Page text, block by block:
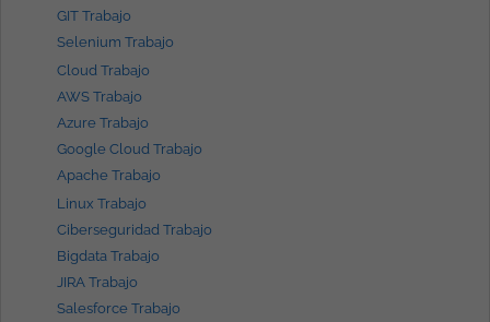
GIT Trabajo
Selenium Trabajo
Cloud Trabajo
AWS Trabajo
Azure Trabajo
Google Cloud Trabajo
Apache Trabajo
Linux Trabajo
Ciberseguridad Trabajo
Bigdata Trabajo
JIRA Trabajo
Salesforce Trabajo